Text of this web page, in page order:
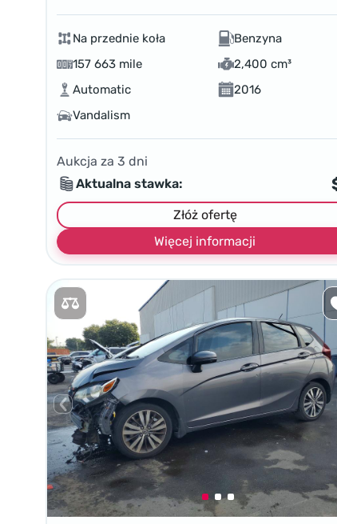
Na przednie koła
Benzyna
157 663 mile
2,400 cm³
Automatic
2016
Vandalism
Aukcja za 3 dni
Aktualna stawka:
Złóż ofertę
Więcej informacji